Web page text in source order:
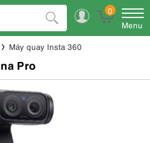
0
Menu
Máy quay Insta 360
Pro